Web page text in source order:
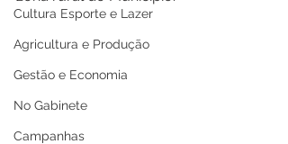
Cultura Esporte e Lazer
Agricultura e Produção
Gestão e Economia
No Gabinete
Campanhas